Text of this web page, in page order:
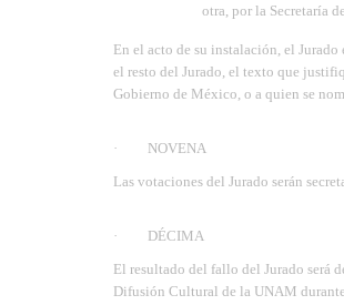
otra, por la Secretaría
En el acto de su instalación, el
el resto del Jurado, el texto que
Gobierno de México, o a quien se
· NOVENA
Las votaciones del Jurado serán
· DÉCIMA
El resultado del fallo del Jurado será
Difusión Cultural de la UNAM